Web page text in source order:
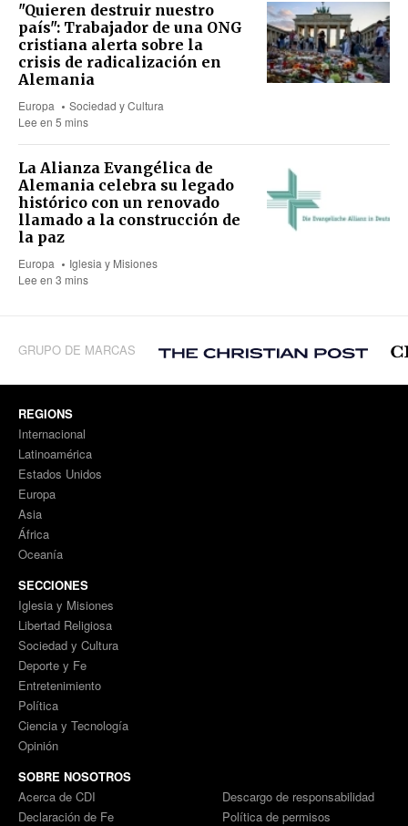
"Quieren destruir nuestro
país": Trabajador de una ONG
cristiana alerta sobre la
crisis de radicalización en
Alemania
Europa
Sociedad y Cultura
Lee en 5 mins
La Alianza Evangélica de
Alemania celebra su legado
histórico con un renovado
llamado a la construcción de
la paz
Europa
Iglesia y Misiones
Lee en 3 mins
GRUPO DE MARCAS
REGIONS
Internacional
Latinoamérica
Estados Unidos
Europa
Asia
África
Oceanía
SECCIONES
Iglesia y Misiones
Libertad Religiosa
Sociedad y Cultura
Deporte y Fe
Entretenimiento
Política
Ciencia y Tecnología
Opinión
SOBRE NOSOTROS
Acerca de CDI
Declaración de Fe
Descargo de responsabilidad
Política de permisos